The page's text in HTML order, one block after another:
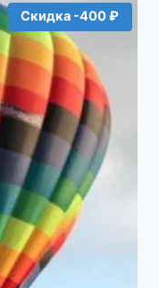
Скидка -400 ₽